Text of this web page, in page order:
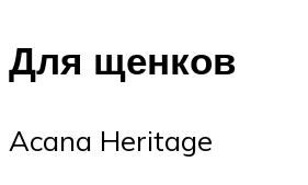
Для щенков
Acana Heritage